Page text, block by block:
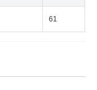
61